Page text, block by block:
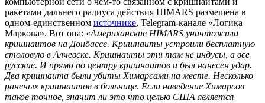
ракетами дальнего радиуса действия HIMARS размещена в
одном-единственном источнике, Telegram-канале «Логика
Маркова». Вот она: «Американские HIMARS уничтожили
кришнаитов на Донбассе. Кришнаиты устроили бесплатную
столовую в Алчевске. Кришнаиты эти там не индусы, а все
русские. И прямо по центру кришнаитов и был нанесен удар.
Два кришнаита были убиты Химарсами на месте. Несколько
раненых кришнаитов в больнице. Если наведение Химарсов
такое точное, значит ли это что целью США является